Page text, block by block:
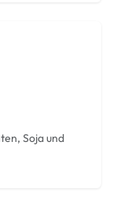
Soja und